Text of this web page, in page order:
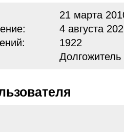
21 марта
4 августа
1922